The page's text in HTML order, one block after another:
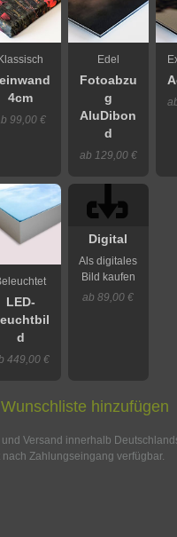
4cm
99,00 €
Edel
Fotoabzu
g
AluDibon
d
ab 129,00 €
LED-
d
449,00 €
Digital
Als digitales
Bild kaufen
ab 89,00 €
hinzufügen
Versand innerhalb
Zahlungseingang verfügbar.